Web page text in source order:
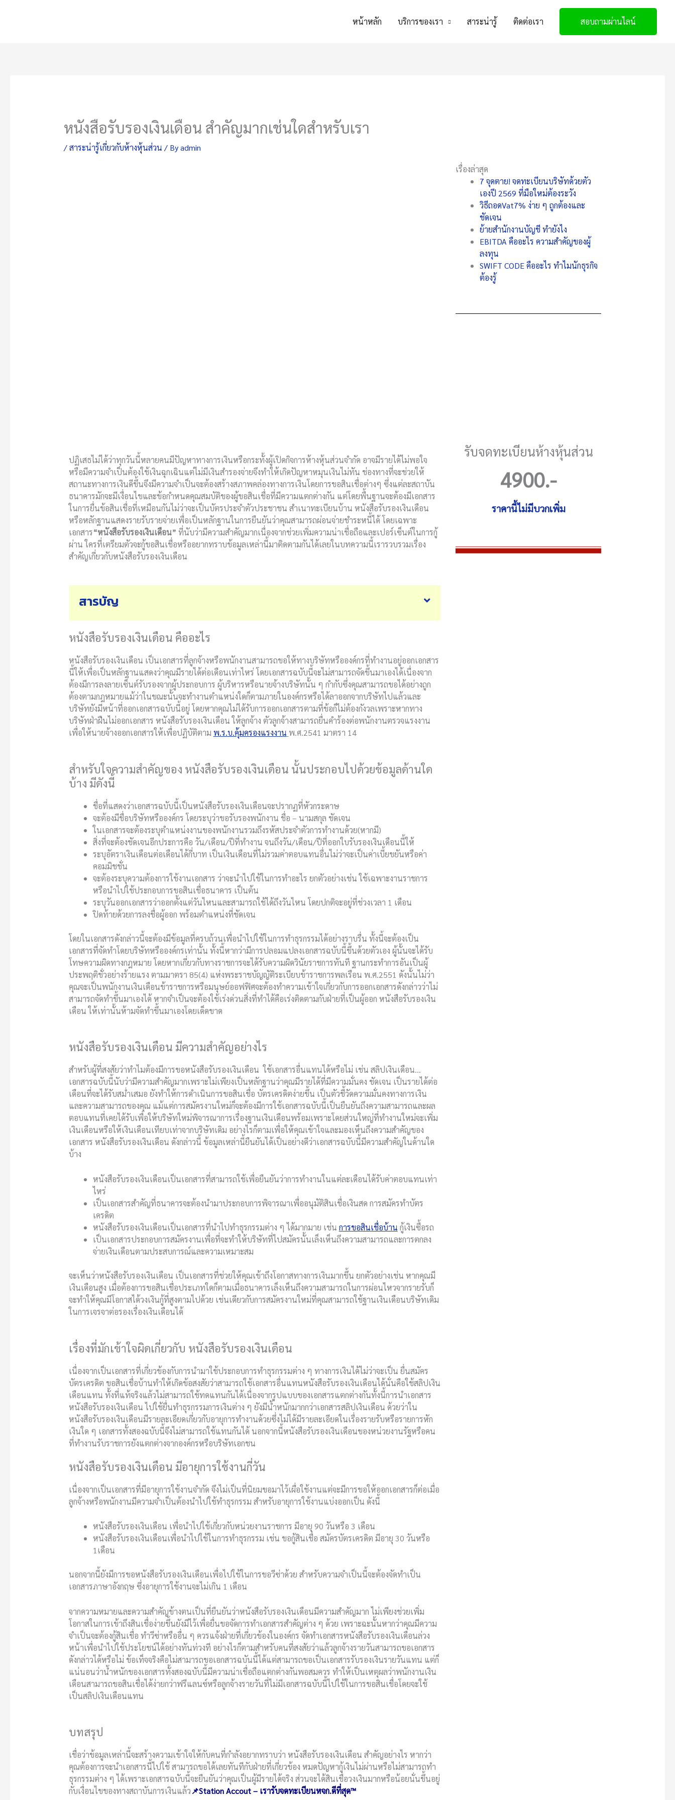
หน้าหลัก บริการของเรา สาระน่ารู้ ติดต่อเรา สอบถามผ่านไลน์
หนังสือรับรองเงินเดือน สำคัญมากเช่นใดสำหรับเรา
/สาระน่ารู้เกี่ยวกับห้างหุ้นส่วน / Byadmin
ปฏิเสธไม่ได้ว่าทุกวันนี้หลายคนมีปัญหาทางการเงินหรือกระทั้งผู้เปิดกิจการห้างหุ้นส่วนจำกัด อาจมีรายได้ไม่พอใจ
หรือมีความจำเป็นต้องใช้เงินฉุกเฉินแต่ไม่มีเงินสำรองจ่ายจึงทำให้เกิดปัญหาหมุนเงินไม่ทัน ช่องทางที่จะช่วยให้
สถานะทางการเงินดีขึ้นจึงมีความจำเป็นจะต้องสร้างสภาพคล่องทางการเงินโดยการขอสินเชื่อต่างๆ ซึ่งแต่ละสถาบัน
ธนาคารมักจะมีเงื่อนไขและข้อกำหนดคุณสมบัติของผู้ขอสินเชื่อที่มีความแตกต่างกัน แต่โดยพื้นฐานจะต้องมีเอกสาร
ในการยื่นข้อสินเชื่อที่เหมือนกันไม่ว่าจะเป็นบัตรประจำตัวประชาชน สำเนาทะเบียนบ้าน หนังสือรับรองเงินเดือน
หรือหลักฐานแสดงรายรับรายจ่ายเพื่อเป็นหลักฐานในการยืนยันว่าคุณสามารถผ่อนจ่ายชำระหนี้ได้ โดยเฉพาะ
เอกสาร“หนังสือรับรองเงินเดือน” ที่นับว่ามีความสำคัญมากเนื่องจากช่วยเพิ่มความน่าเชื่อถือและเปอร์เซ็นต์ในการกู้
ผ่าน ใครที่เตรียมตัวจะกู้ขอสินเชื่อหรืออยากทราบข้อมูลเหล่านี้มาติดตามกันได้เลยในบทความนี้เรารวบรวมเรื่อง
สำคัญเกี่ยวกับหนังสือรับรองเงินเดือน
สารบัญ
หนังสือรับรองเงินเดือน คืออะไร
หนังสือรับรองเงินเดือน เป็นเอกสารที่ลูกจ้างหรือพนักงานสามารถขอให้ทางบริษัทหรือองค์กรที่ทำงานอยู่ออกเอกสาร
นี้ให้เพื่อเป็นหลักฐานแสดงว่าคุณมีรายได้ต่อเดือนเท่าไหร่ โดยเอกสารฉบับนี้จะไม่สามารถจัดขึ้นมาเองได้เนื่องจาก
ต้องมีการลงลายเซ็นต์รับรองจากผู้ประกอบการ ผู้บริหารหรือนายจ้างบริษัทนั้น ๆ กำกับซึ่งคุณสามารถขอได้อย่างถูก
ต้องตามกฎหมายแม้ว่าในขณะนั้นจะทำงานตำแหน่งใดก็ตามภายในองค์กรหรือได้ลาออกจากบริษัทไปแล้วและ
บริษัทยังมีหน้าที่ออกเอกสารฉบับนี้อยู่ โดยหากคุณไม่ได้รับการออกเอกสารตามที่ข้อก็ไม่ต้องกังวลเพราะหากทาง
บริษัทฝ่าฝืนไม่ออกเอกสาร หนังสือรับรองเงินเดือนให้ลูกจ้าง ตัวลูกจ้างสามารถยื่นคำร้องต่อพนักงานตรวจแรงงาน
เพื่อให้นายจ้างออกเอกสารให้เพื่อปฏิบัติตาม พ.ร.บ.คุ้มครองแรงงาน พ.ศ.2541 มาตรา 14
สำหรับใจความสำคัญของ หนังสือรับรองเงินเดือน นั้นประกอบไปด้วยข้อมูลด้านใด
บ้าง มีดังนี้
ชื่อที่แสดงว่าเอกสารฉบับนี้เป็นหนังสือรับรองเงินเดือนจะปรากฏที่หัวกระดาษ
จะต้องมีชื่อบริษัทหรือองค์กร โดยระบุว่าขอรับรองพนักงาน ชื่อ – นามสกุล ชัดเจน
ในเอกสารจะต้องระบุตำแหน่งงานของพนักงานรวมถึงรหัสประจำตัวการทำงานด้วย(หากมี)
สิ่งที่จะต้องชัดเจนอีกประการคือ วัน/เดือน/ปีที่ทำงาน จนถึงวัน/เดือน/ปีที่ออกใบรับรองเงินเดือนนี้ให้
ระบุอัตราเงินเดือนต่อเดือนได้กี่บาท เป็นเงินเดือนที่ไม่รวมค่าตอบแทนอื่นไม่ว่าจะเป็นค่าเบี้ยขยันหรือค่า
คอมมิชชั่น
จะต้องระบุความต้องการใช้งานเอกสาร ว่าจะนำไปใช้ในการทำอะไร ยกตัวอย่างเช่น ใช้เฉพาะงานราชการ
หรือนำไปใช้ประกอบการขอสินเชื่อธนาคาร เป็นต้น
ระบุวันออกเอกสารว่าออกตั้งแต่วันไหนและสามารถใช้ได้ถึงวันไหน โดยปกติจะอยู่ที่ช่วงเวลา 1 เดือน
ปิดท้ายด้วยการลงชื่อผู้ออก พร้อมตำแหน่งที่ชัดเจน
โดยในเอกสารดังกล่าวนี้จะต้องมีข้อมูลที่ครบถ้วนเพื่อนำไปใช้ในการทำธุรกรรมได้อย่างราบรื่น ทั้งนี้จะต้องเป็น
เอกสารที่จัดทำโดยบริษัทหรือองค์กรเท่านั้น ทั้งนี้หากว่ามีการปลอมแปลงเอกสารฉบับนี้ขึ้นด้วยตัวเอง ผู้นั้นจะได้รับ
โทษความผิดทางกฎหมาย โดยหากเกี่ยวกับทางราชการจะได้รับความผิดวินัยราชการทันที ฐานกระทำการอันเป็นผู้
ประพฤติชั่วอย่างร้ายแรง ตามมาตรา 85(4) แห่งพระราชบัญญัติระเบียบข้าราชการพลเรือน พ.ศ.2551 ดังนั้นไม่ว่า
คุณจะเป็นพนักงานเงินเดือนข้าราชการหรือมนุษย์ออฟฟิศจะต้องทำความเข้าใจเกี่ยวกับการออกเอกสารดังกล่าวว่าไม่
สามารถจัดทำขึ้นมาเองได้ หากจำเป็นจะต้องใช้เร่งด่วนสิ่งที่ทำได้คือเร่งติดตามกับฝ่ายที่เป็นผู้ออก หนังสือรับรองเงิน
เดือน ให้เท่านั้นห้ามจัดทำขึ้นมาเองโดยเด็ดขาด
หนังสือรับรองเงินเดือน มีความสำคัญอย่างไร
สำหรับผู้ที่สงสัยว่าทำไมต้องมีการขอหนังสือรับรองเงินเดือน ใช้เอกสารอื่นแทนได้หรือไม่ เช่น สลิปเงินเดือน…
เอกสารฉบับนี้นับว่ามีความสำคัญมากเพราะไม่เพียงเป็นหลักฐานว่าคุณมีรายได้ที่มีความมั่นคง ชัดเจน เป็นรายได้ต่อ
เดือนที่จะได้รับสม่ำเสมอ ยังทำให้การดำเนินการขอสินเชื่อ บัตรเครดิตง่ายขึ้น เป็นตัวชี้วัดความมั่นคงทางการเงิน
และความสามารถของคุณ แม้แต่การสมัครงานใหม่ก็จะต้องมีการใช้เอกสารฉบับนี้เป็นยืนยันถึงความสามารถและผล
ตอบแทนที่เคยได้รับเพื่อให้บริษัทใหม่พิจารณาการเรื่องฐานเงินเดือนพร้อมเพราะโดยส่วนใหญ่ที่ทำงานใหม่จะเพิ่ม
เงินเดือนหรือให้เงินเดือนเทียบเท่าจากบริษัทเดิม อย่างไรก็ตามเพื่อให้คุณเข้าใจและมองเห็นถึงความสำคัญของ
เอกสาร หนังสือรับรองเงินเดือน ดังกล่าวนี้ ข้อมูลเหล่านี้ยืนยันได้เป็นอย่างดีว่าเอกสารฉบับนี้มีความสำคัญในด้านใด
บ้าง
หนังสือรับรองเงินเดือนเป็นเอกสารที่สามารถใช้เพื่อยืนยันว่าการทำงานในแต่ละเดือนได้รับค่าตอบแทนเท่า
ไหร่
เป็นเอกสารสำคัญที่ธนาคารจะต้องนำมาประกอบการพิจารณาเพื่ออนุมัติสินเชื่อเงินสด การสมัครทำบัตร
เครดิต
หนังสือรับรองเงินเดือนเป็นเอกสารที่นำไปทำธุรกรรมต่าง ๆ ได้มากมาย เช่น การขอสินเชื่อบ้าน กู้เงินซื้อรถ
เป็นเอกสารประกอบการสมัครงานเพื่อที่จะทำให้บริษัทที่ไปสมัครนั้นเล็งเห็นถึงความสามารถและการตกลง
จ่ายเงินเดือนตามประสบการณ์และความเหมาะสม
จะเห็นว่าหนังสือรับรองเงินเดือน เป็นเอกสารที่ช่วยให้คุณเข้าถึงโอกาสทางการเงินมากขึ้น ยกตัวอย่างเช่น หากคุณมี
เงินเดือนสูง เมื่อต้องการขอสินเชื่อประเภทใดก็ตามเมื่อธนาคารเล็งเห็นถึงความสามารถในการผ่อนไหวจากรายรับก็
จะทำให้คุณมีโอกาสได้วงเงินกู้ที่สูงตามไปด้วย เช่นเดียวกับการสมัครงานใหม่ที่คุณสามารถใช้ฐานเงินเดือนบริษัทเดิม
ในการเจรจาต่อรองเรื่องเงินเดือนได้
เรื่องที่มักเข้าใจผิดเกี่ยวกับ หนังสือรับรองเงินเดือน
เนื่องจากเป็นเอกสารที่เกี่ยวข้องกับการนำมาใช้ประกอบการทำธุรกรรมต่าง ๆ ทางการเงินได้ไม่ว่าจะเป็น ยื่นสมัคร
บัตรเครดิต ขอสินเชื่อบ้านทำให้เกิดข้อสงสัยว่าสามารถใช้เอกสารอื่นแทนหนังสือรับรองเงินเดือนได้นั่นคือใช้สลิปเงิน
เดือนแทน ทั้งที่แท้จริงแล้วไม่สามารถใช้ทดแทนกันได้เนื่องจากรูปแบบของเอกสารแตกต่างกันทั้งนี้การนำเอกสาร
หนังสือรับรองเงินเดือน ไปใช้ยื่นทำธุรกรรมการเงินต่าง ๆ ยังมีน้ำหนักมากกว่าเอกสารสลิปเงินเดือน ด้วยว่าใน
หนังสือรับรองเงินเดือนมีรายละเอียดเกี่ยวกับอายุการทำงานด้วยซึ่งไม่ได้มีรายละเอียดในเรื่องรายรับหรือรายการหัก
เงินใด ๆ เอกสารทั้งสองฉบับนี้จึงไม่สามารถใช้แทนกันได้ นอกจากนี้หนังสือรับรองเงินเดือนของหน่วยงานรัฐหรือคน
ที่ทำงานรับราชการยังแตกต่างจากองค์กรหรือบริษัทเอกชน
หนังสือรับรองเงินเดือน มีอายุการใช้งานกี่วัน
เนื่องจากเป็นเอกสารที่มีอายุการใช้งานจำกัด จึงไม่เป็นที่นิยมขอมาไว้เผื่อใช้งานแต่จะมีการขอให้ออกเอกสารก็ต่อเมื่อ
ลูกจ้างหรือพนักงานมีความจำเป็นต้องนำไปใช้ทำธุรกรรม สำหรับอายุการใช้งานแบ่งออกเป็น ดังนี้
หนังสือรับรองเงินเดือน เพื่อนำไปใช้เกี่ยวกับหน่วยงานราชการ มีอายุ 90 วันหรือ 3 เดือน
หนังสือรับรองเงินเดือนเพื่อนำไปใช้ในการทำธุรกรรม เช่น ขอกู้สินเชื่อ สมัครบัตรเครดิต มีอายุ 30 วันหรือ
1เดือน
นอกจากนี้ยังมีการขอหนังสือรับรองเงินเดือนเพื่อไปใช้ในการขอวีซ่าด้วย สำหรับความจำเป็นนี้จะต้องจัดทำเป็น
เอกสารภาษาอังกฤษ ซึ่งอายุการใช้งานจะไม่เกิน 1 เดือน
จากความหมายและความสำคัญข้างตนเป็นที่ยืนยันว่าหนังสือรับรองเงินเดือนมีความสำคัญมาก ไม่เพียงช่วยเพิ่ม
โอกาสในการเข้าถึงสินเชื่อง่ายขึ้นยังมีไว้เพื่อยื่นขอจัดการทำเอกสารสำคัญต่าง ๆ ด้วย เพราะฉะนั้นหากว่าคุณมีความ
จำเป็นจะต้องกู้สินเชื่อ ทำวีซ่าหรืออื่น ๆ ควรแจ้งฝ่ายที่เกี่ยวข้องในองค์กร จัดทำเอกสารหนังสือรับรองเงินเดือนล่วง
หน้าเพื่อนำไปใช้ประโยชน์ได้อย่างทันท่วงที อย่างไรก็ตามสำหรับคนที่สงสัยว่าแล้วลูกจ้างรายวันสามารถขอเอกสาร
ดังกล่าวได้หรือไม่ ข้อเท็จจริงคือไม่สามารถขอเอกสารฉบันนี้ได้แต่สามารถขอเป็นเอกสารรับรองเงินรายวันแทน แต่ก็
แน่นอนว่าน้ำหนักของเอกสารทั้งสองฉบับนี้มีความน่าเชื่อถือแตกต่างกันพอสมควร ทำให้เป็นเหตุผลว่าพนักงานเงิน
เดือนสามารถขอสินเชื่อได้ง่ายกว่าฟรีแลนซ์หรือลูกจ้างรายวันที่ไม่มีเอกสารฉบับนี้ไปใช้ในการขอสินเชื่อโดยจะใช้
เป็นสลิปเงินเดือนแทน
บทสรุป
เชื่อว่าข้อมูลเหล่านี้จะสร้างความเข้าใจให้กับคนที่กำลังอยากทราบว่า หนังสือรับรองเงินเดือน สำคัญอย่างไร หากว่า
คุณต้องการจะนำเอกสารนี้ไปใช้ สามารถขอได้เลยทันทีกับฝ่ายที่เกี่ยวข้อง หมดปัญหากู้เงินไม่ผ่านหรือไม่สามารถทำ
ธุรกรรมต่าง ๆ ได้เพราะเอกสารฉบับนี้จะยืนยันว่าคุณเป็นผู้มีรายได้จริง ส่วนจะได้สินเชื่อวงเงินมากหรือน้อยนั่นขึ้นอยู่
กับเงื่อนไขของทางสถาบันการเงินแล้ว📌Station Accout – เรารับจดทะเบียนหจก.ดีที่สุด™
เรื่องล่าสุด
7 จุดตาย! จดทะเบียนบริษัทด้วยตัว
เองปี 2569 ที่มือใหม่ต้องระวัง
วิธีถอดVat7% ง่าย ๆ ถูกต้องและ
ชัดเจน
ย้ายสำนักงานบัญชี ทำยังไง
EBITDA คืออะไร ความสำคัญของผู้
ลงทุน
SWIFT CODE คืออะไร ทำไมนักธุรกิจ
ต้องรู้
รับจดทะเบียนห้างหุ้นส่วน
ราคานี้ไม่มีบวกเพิ่ม
4900.-